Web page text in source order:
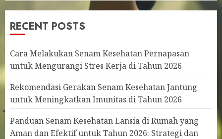
RECENT POSTS
Cara Melakukan Senam Kesehatan Pernapasan
untuk Mengurangi Stres Kerja di Tahun 2026
Rekomendasi Gerakan Senam Kesehatan Jantung
untuk Meningkatkan Imunitas di Tahun 2026
Panduan Senam Kesehatan Lansia di Rumah yang
Aman dan Efektif untuk Tahun 2026: Strategi dan